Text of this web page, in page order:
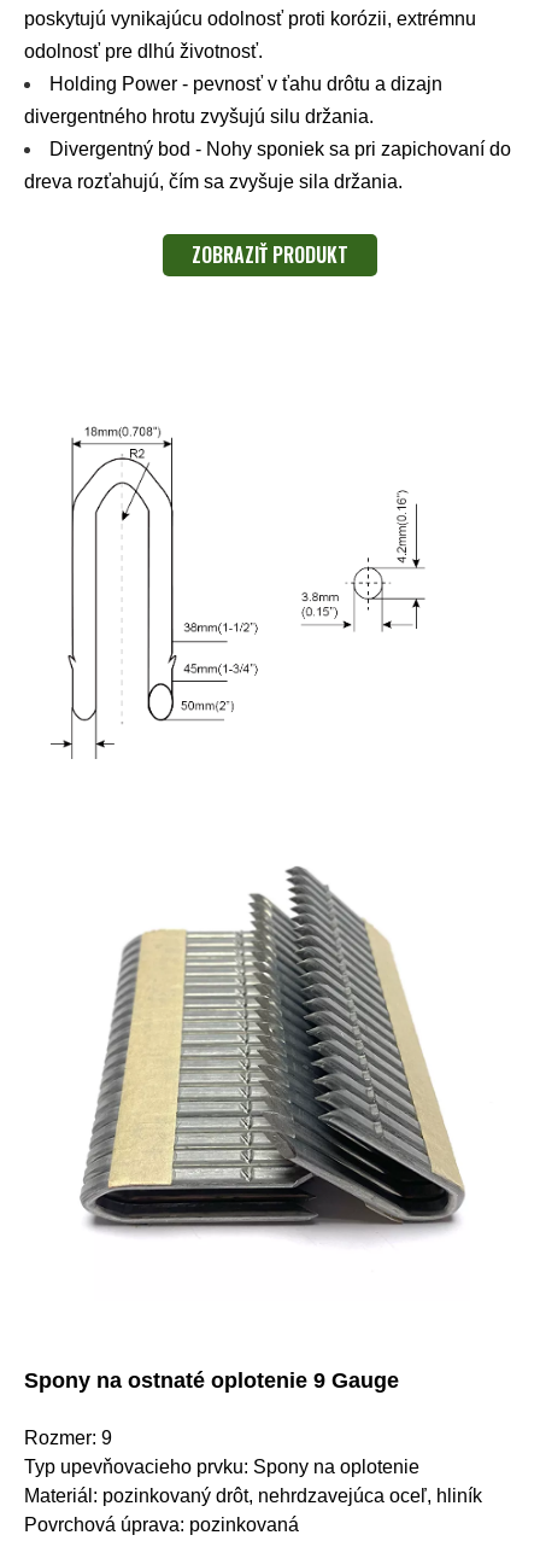
poskytujú vynikajúcu odolnosť proti korózii, extrémnu
odolnosť pre dlhú životnosť.
Holding Power - pevnosť v ťahu drôtu a dizajn
divergentného hrotu zvyšujú silu držania.
Divergentný bod - Nohy sponiek sa pri zapichovaní do
dreva rozťahujú, čím sa zvyšuje sila držania.
ZOBRAZIŤ PRODUKT
Spony na ostnaté oplotenie 9 Gauge
Rozmer: 9
Typ upevňovacieho prvku: Spony na oplotenie
Materiál: pozinkovaný drôt, nehrdzavejúca oceľ, hliník
Povrchová úprava: pozinkovaná